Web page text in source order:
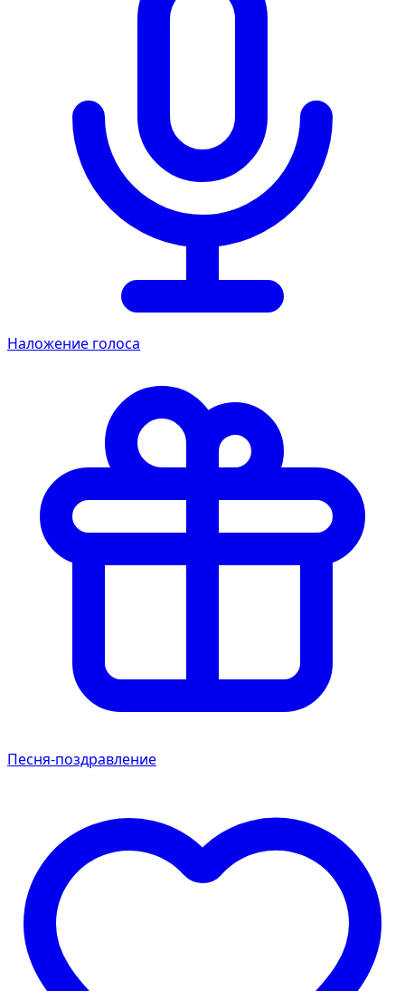
Наложение голоса
Песня-поздравление